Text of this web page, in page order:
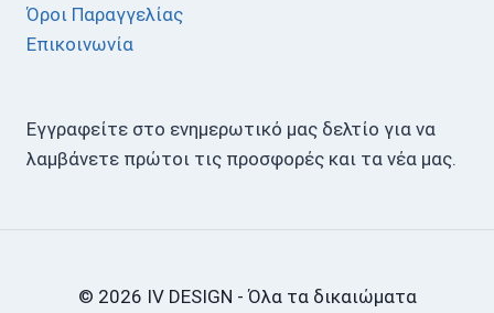
Όροι Παραγγελίας
Επικοινωνία
Εγγραφείτε στο ενημερωτικό μας δελτίο για να
λαμβάνετε πρώτοι τις προσφορές και τα νέα μας.
© 2026 IV DESIGN - Όλα τα δικαιώματα